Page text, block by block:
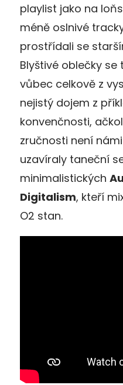
playlist jako na
méně oslnivé
prostřídali se
Blyštivé oblečky
vůbec celkově z
nejistý dojem z
konvenčnosti,
zručnosti není
uzavíraly taneční
minimalistických
Digitalism, kteří
O2 stan.